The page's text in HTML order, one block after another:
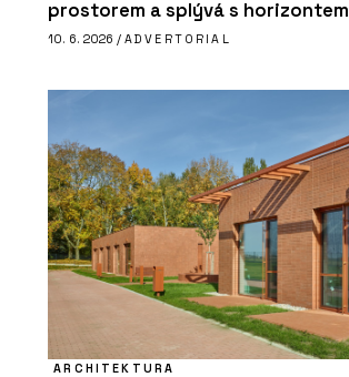
prostorem a splývá s horizontem
10. 6. 2026 / ADVERTORIAL
ARCHITEKTURA